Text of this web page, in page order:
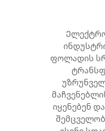
ფოლადის
იყენებენ